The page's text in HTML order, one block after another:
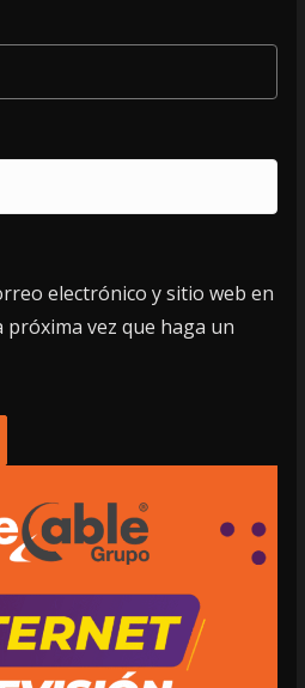
electrónico y sitio web en
vez que haga un